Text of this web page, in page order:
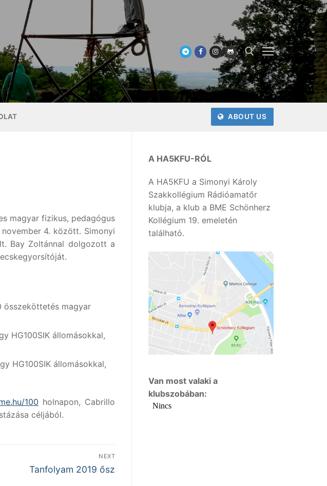
Keresése:
ABOUT US
magyar fizikus, pedagógus
4. között. Simonyi
Bay Zoltánnal dolgozott a
összeköttetés magyar
HG100SIK állomásokkal,
HG100SIK állomásokkal,
100 holnapon, Cabrillo
céljából.
NEXT
Next
Tanfolyam 2019 ősz
A HA5KFU-RÓL
A HA5KFU a Simonyi Károly
Szakkollégium Rádióamatőr
klubja, a klub a BME Schönherz
Kollégium 19. emeletén
található.
Van most valaki a
klubszobában: